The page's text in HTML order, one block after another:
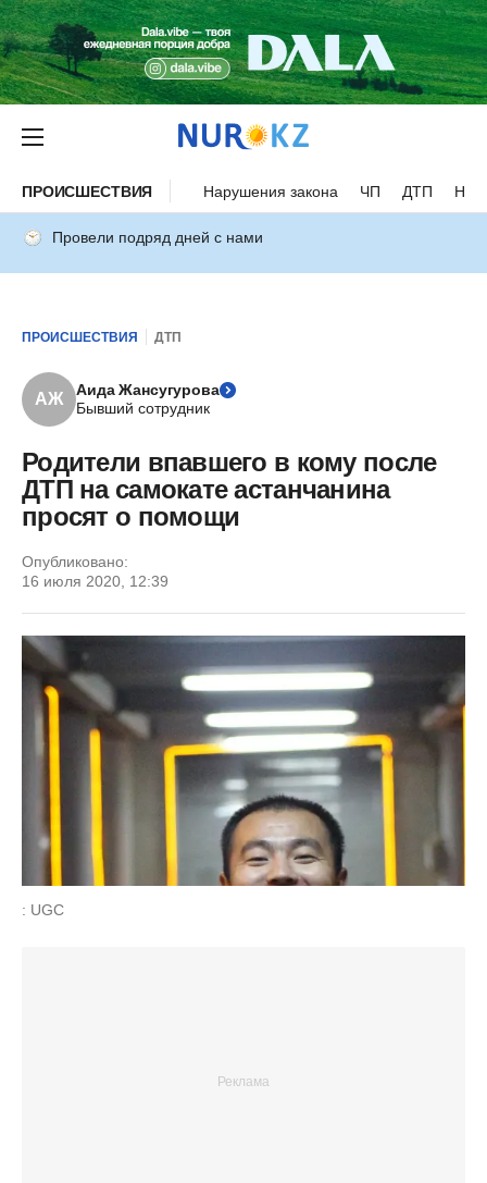
ПРОИСШЕСТВИЯ Нарушения закона ЧП ДТП
Провели подряд дней с нами
ПРОИСШЕСТВИЯ ДТП
АЖ
Аида Жансугурова
Бывший сотрудник
Родители впавшего в кому после
ДТП на самокате астанчанина
просят о помощи
Опубликовано:
16 июля 2020, 12:39
: UGC